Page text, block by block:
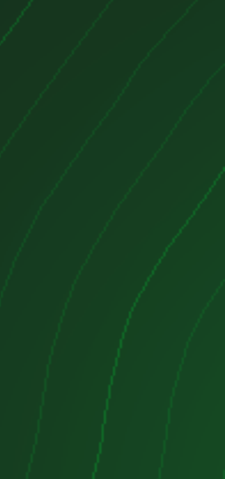
geometría
rpm
km (en
cilindros
de
con
discos de
buscan un
de
que